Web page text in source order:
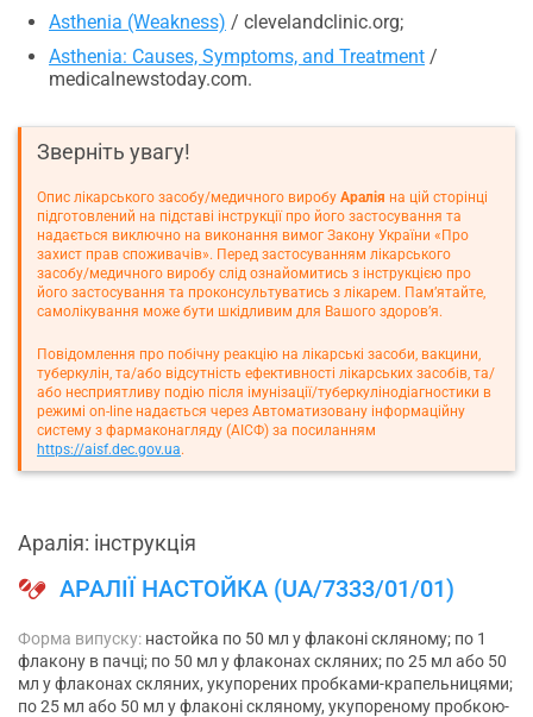
Asthenia (Weakness) / clevelandclinic.org;
Asthenia: Causes, Symptoms, and Treatment /
medicalnewstoday.com.
Зверніть увагу!
Опис лікарського засобу/медичного виробу Аралія на цій сторінці
підготовлений на підставі інструкції про його застосування та
надається виключно на виконання вимог Закону України «Про
захист прав споживачів». Перед застосуванням лікарського
засобу/медичного виробу слід ознайомитись з інструкцією про
його застосування та проконсультуватись з лікарем. Пам’ятайте,
самолікування може бути шкідливим для Вашого здоров’я.
Повідомлення про побічну реакцію на лікарські засоби, вакцини,
туберкулін, та/або відсутність ефективності лікарських засобів, та/
або несприятливу подію після імунізації/туберкулінодіагностики в
режимі on-line надається через Автоматизовану інформаційну
систему з фармаконагляду (АІСФ) за посиланням
https://aisf.dec.gov.ua.
Аралія: інструкція
АРАЛІЇ НАСТОЙКА (UA/7333/01/01)
Форма випуску: настойка по 50 мл у флаконі скляному; по 1
флакону в пачці; по 50 мл у флаконах скляних; по 25 мл або 50
мл у флаконах скляних, укупорених пробками-крапельницями;
по 25 мл або 50 мл у флаконі скляному, укупореному пробкою-